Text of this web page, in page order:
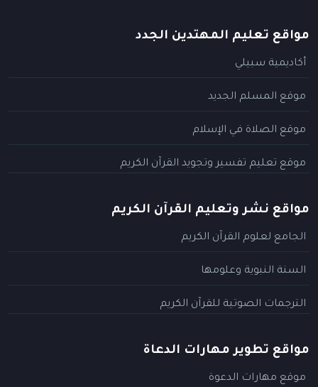
مواقع تعليم المهتدين الجدد
أكاديمية سبيلي
موقع المسلم الجديد
موقع الصلاة في الإسلام
موقع تعليم تفسير وتجويد القرآن الكريم
مواقع نشر وتعليم القرآن الكريم
الجامع لعلوم القرآن الكريم
السنة النبوية وعلومها
الترجمات الصوتية للقرآن الكريم
مواقع تطوير مهارات الدعاة
موقع مهارات الدعوة